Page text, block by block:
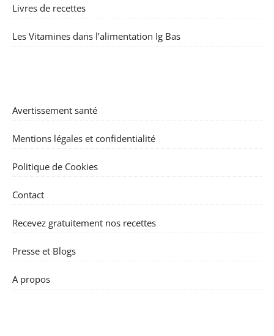
Livres de recettes
Les Vitamines dans l’alimentation Ig Bas
Avertissement santé
Mentions légales et confidentialité
Politique de Cookies
Contact
Recevez gratuitement nos recettes
Presse et Blogs
A propos